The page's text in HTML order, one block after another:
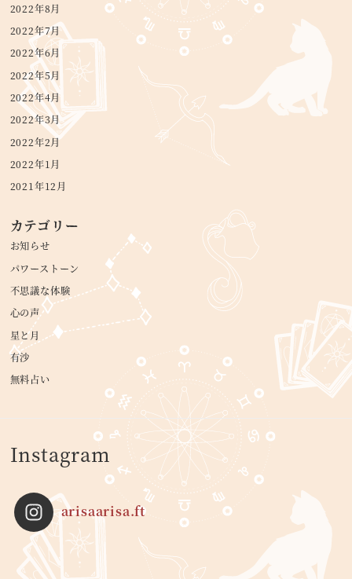
2022年8月
2022年7月
2022年6月
2022年5月
2022年4月
2022年3月
2022年2月
2022年1月
2021年12月
カテゴリー
お知らせ
パワーストーン
不思議な体験
心の声
星と月
有沙
無料占い
Instagram
arisaarisa.ft